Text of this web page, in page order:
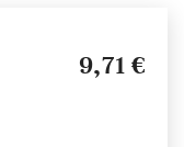
9,71 €